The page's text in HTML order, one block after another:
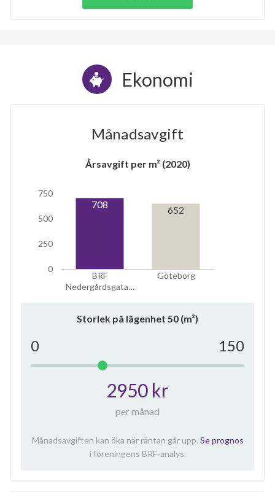
Ekonomi
Månadsavgift
Årsavgift per m² (2020)
BRF
Nedergårdsgata…
Göteborg
0
250
500
750
708 652
Storlek på lägenhet 50 (m²)
0 150
2950 kr
per månad
Månadsavgiften kan öka när räntan går upp. Se prognos
i föreningens BRF-analys.